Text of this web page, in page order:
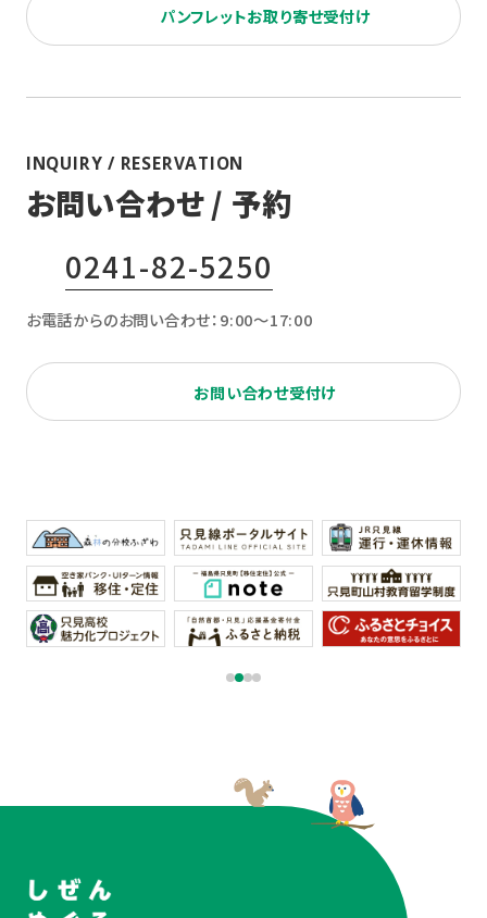
パンフレットお取り寄せ受付け
INQUIRY / RESERVATION
お問い合わせ / 予約
0241-82-5250
お電話からのお問い合わせ：9:00〜17:00
お問い合わせ受付け